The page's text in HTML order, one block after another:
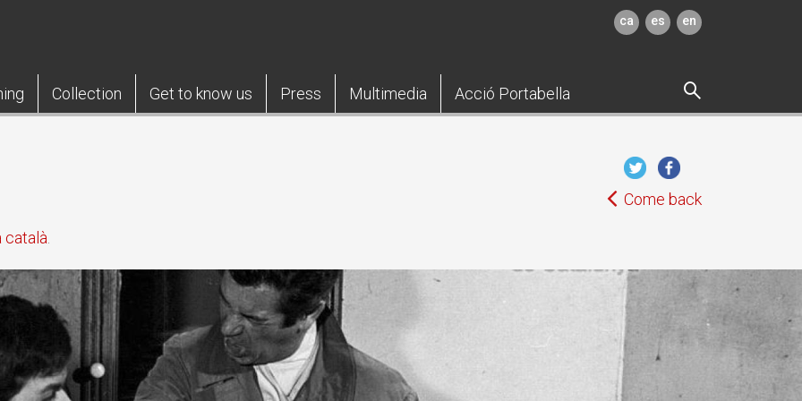
ca es en
Collection Get to know us Press Multimedia Acció Portabella
català
Come back